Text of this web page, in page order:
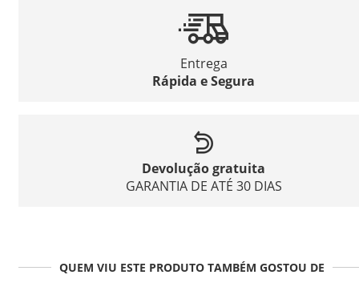
Entrega
Rápida e Segura
Devolução gratuita
GARANTIA DE ATÉ 30 DIAS
QUEM VIU ESTE PRODUTO TAMBÉM GOSTOU DE